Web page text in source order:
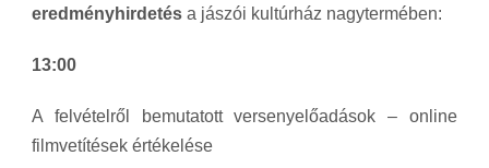
eredményhirdetés a jászói kultúrház nagytermében:
13:00
A felvételről bemutatott versenyelőadások – online
filmvetítések értékelése